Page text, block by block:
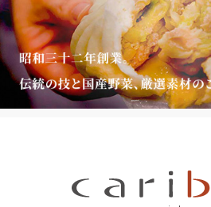
お知らせ
RECRUIT
採用情報
SECURITY POLICY